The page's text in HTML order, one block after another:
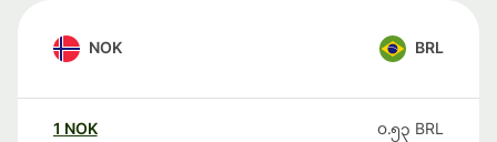
NOK BRL
1 NOK ၀.၅၃ BRL